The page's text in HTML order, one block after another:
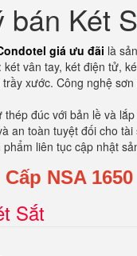
bán Két
giá ưu đãi là
vân tay, két điện tử,
xước. Công nghệ
đúc với bản lề và
an toàn tuyệt đối cho tài
liên tục cập nhật
NSA
Sắt